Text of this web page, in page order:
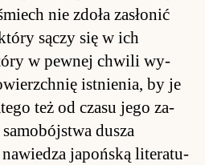
nie zdoła za­słonić
sączy się w ich
w pew­nej chwili wy­
ist­nie­nia, by je
też od czasu jego za­
du­sza
ja­poń­ską literatu­